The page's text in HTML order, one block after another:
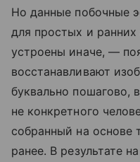
Но данные побочные
для простых и
устроены иначе, —
восстанавливают
буквально пошагово,
не конкретного
собранный на основе
ранее. В результате